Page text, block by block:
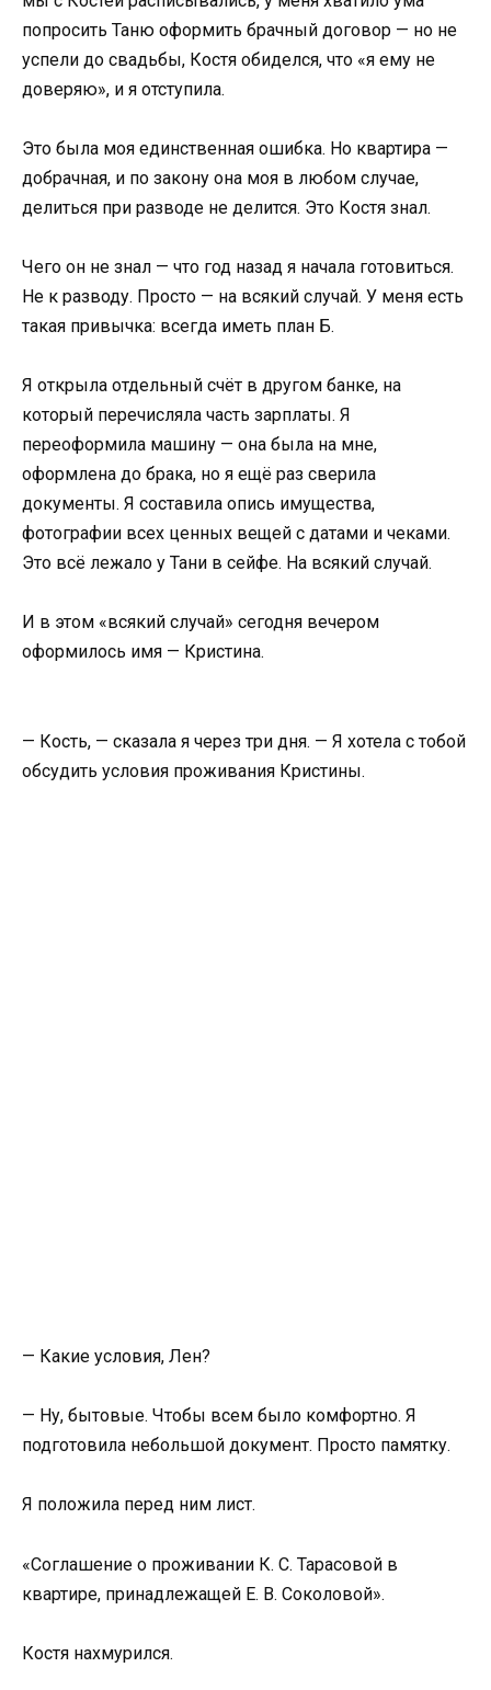
попросить Таню оформить брачный договор — но не
успели до свадьбы, Костя обиделся, что «я ему не
доверяю», и я отступила.
Это была моя единственная ошибка. Но квартира —
добрачная, и по закону она моя в любом случае,
делиться при разводе не делится. Это Костя знал.
Чего он не знал — что год назад я начала готовиться.
Не к разводу. Просто — на всякий случай. У меня есть
такая привычка: всегда иметь план Б.
Я открыла отдельный счёт в другом банке, на
который перечисляла часть зарплаты. Я
переоформила машину — она была на мне,
оформлена до брака, но я ещё раз сверила
документы. Я составила опись имущества,
фотографии всех ценных вещей с датами и чеками.
Это всё лежало у Тани в сейфе. На всякий случай.
И в этом «всякий случай» сегодня вечером
оформилось имя — Кристина.
— Кость, — сказала я через три дня. — Я хотела с тобой
обсудить условия проживания Кристины.
— Какие условия, Лен?
— Ну, бытовые. Чтобы всем было комфортно. Я
подготовила небольшой документ. Просто памятку.
Я положила перед ним лист.
«Соглашение о проживании К. С. Тарасовой в
квартире, принадлежащей Е. В. Соколовой».
Костя нахмурился.